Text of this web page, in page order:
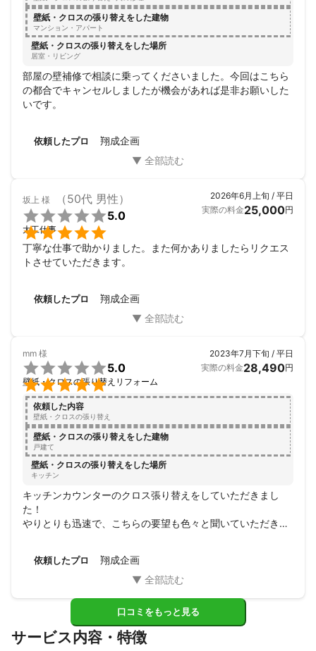
壁紙・クロスの張り替えをした建物
マンション・アパート
壁紙・クロスの張り替えをした場所
居室・リビング
部屋の壁補修で相談に乗ってくださいました。今回はこちら
の都合でキャンセルしましたが機会があれば是非お願いした
いです。
依頼したプロ 翔成企画
坂上 様 （50代 男性）


5.0
大工仕事
2026年6月上旬 / 平日
実際の料金25,000円
丁寧な仕事で助かりました。また何かありましたらリクエス
トさせていただきます。
依頼したプロ 翔成企画
mm 様


5.0
壁紙・クロスの張り替えリフォーム
2023年7月下旬 / 平日
実際の料金28,490円
依頼した内容
壁紙・クロスの張り替え
壁紙・クロスの張り替えをした建物
戸建て
壁紙・クロスの張り替えをした場所
キッチン
キッチンカウンターのクロス張り替えをしていただきまし
た！
やりとりも迅速で、こちらの要望も色々と聞いていただきと
またリフォームなどあればお願いさせていただきたいです！
この度はありがとうございました♩
依頼したプロ 翔成企画
口コミをもっと見る
サービス内容・特徴